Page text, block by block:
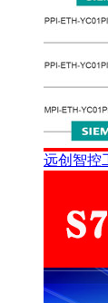
远创智控